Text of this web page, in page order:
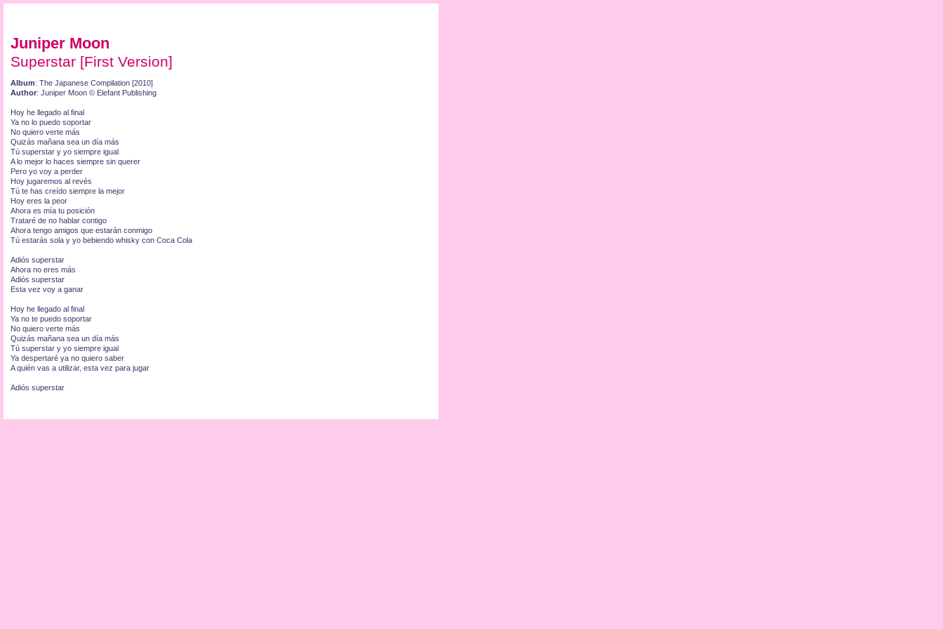
Juniper Moon
Superstar [First Version]
Album: The Japanese Compilation [2010]
Author: Juniper Moon © Elefant Publishing
Hoy he llegado al final
Ya no lo puedo soportar
No quiero verte más
Quizás mañana sea un día más
Tú superstar y yo siempre igual
A lo mejor lo haces siempre sin querer
Pero yo voy a perder
Hoy jugaremos al revés
Tú te has creído siempre la mejor
Hoy eres la peor
Ahora es mía tu posición
Trataré de no hablar contigo
Ahora tengo amigos que estarán conmigo
Tú estarás sola y yo bebiendo whisky con Coca Cola
Adiós superstar
Ahora no eres más
Adiós superstar
Esta vez voy a ganar
Hoy he llegado al final
Ya no te puedo soportar
No quiero verte más
Quizás mañana sea un día más
Tú superstar y yo siempre igual
Ya despertaré ya no quiero saber
A quién vas a utilizar, esta vez para jugar
Adiós superstar